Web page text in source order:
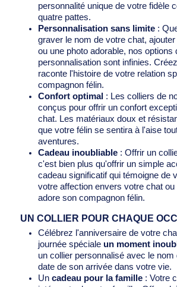
personnalité unique de votre fidèle
quatre pattes.
Personnalisation sans limite:
graver le nom de votre chat,
ou une photo adorable, nos options
personnalisation sont infinies.
raconte l'histoire de votre relation
compagnon félin.
Confort optimal : Les colliers de
conçus pour offrir un confort
chat. Les matériaux doux et
que votre félin se sentira à l'aise
aventures.
Cadeau inoubliable: Offrir un
c'est bien plus qu'offrir un simple
cadeau significatif qui témoigne de
votre affection envers votre chat
adore son compagnon félin.
UN COLLIER POUR CHAQUE
Célébrez l'anniversaire de votre
journée spéciale un moment
un collier personnalisé avec le nom
date de son arrivée dans votre vie.
Uncadeau pour la famille: Votre